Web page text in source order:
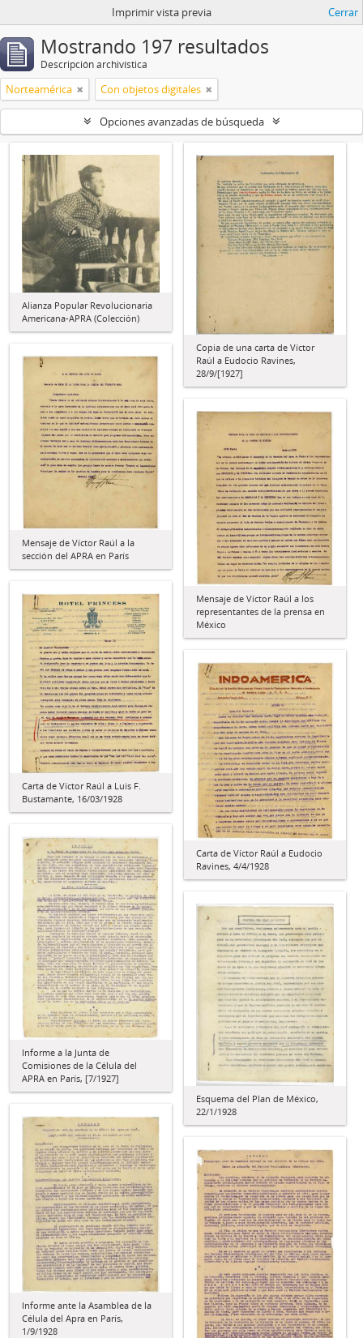
Imprimir vista previa Cerrar
Mostrando 197 resultados
Descripción archivística
Norteamérica Con objetos digitales
Opciones avanzadas de búsqueda
Alianza Popular Revolucionaria
Americana-APRA (Colección)
Copia de una carta de Víctor
Raúl a Eudocio Ravines,
28/9/[1927]
Mensaje de Víctor Raúl a la
sección del APRA en París
Mensaje de Víctor Raúl a los
representantes de la prensa en
México
Carta de Víctor Raúl a Luis F.
Bustamante, 16/03/1928
Carta de Víctor Raúl a Eudocio
Ravines, 4/4/1928
Informe a la Junta de
Comisiones de la Célula del
APRA en París, [7/1927]
Esquema del Plan de México,
22/1/1928
Informe ante la Asamblea de la
Célula del Apra en París,
1/9/1928